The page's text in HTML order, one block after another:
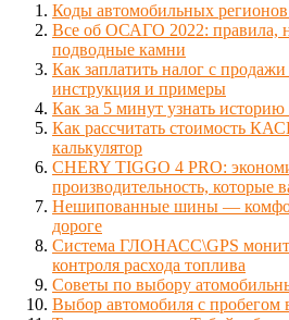
Коды автомобильных
Все об ОСАГО 2022: правила,
подводные камни
Как заплатить налог с
инструкция и примеры
Как за 5 минут узнать историю
Как рассчитать стоимость
калькулятор
CHERY TIGGO 4 PRO:
производительность, которые
Нешипованные шины —
дороге
Система ГЛОНАСС\GPS
контроля расхода топлива
Советы по выбору
Выбор автомобиля с пробегом